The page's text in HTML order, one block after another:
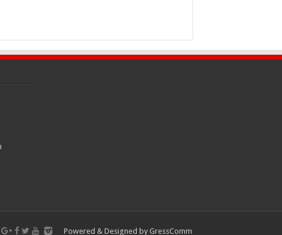
Powered & Designed by GressComm